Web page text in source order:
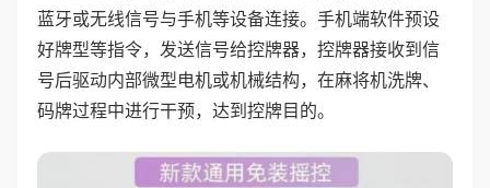
蓝牙或无线信号与手机等设备连接。手机端软件预设
好牌型等指令，发送信号给控牌器，控牌器接收到信
号后驱动内部微型电机或机械结构，在麻将机洗牌、
码牌过程中进行干预，达到控牌目的。